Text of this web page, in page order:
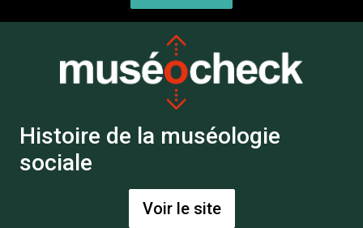
Histoire de la muséologie
sociale
Voir le site